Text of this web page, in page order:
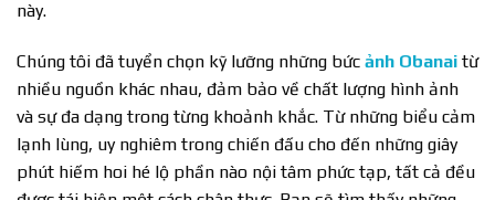
này.
Chúng tôi đã tuyển chọn kỹ lưỡng những bức ảnh Obanai từ
nhiều nguồn khác nhau, đảm bảo về chất lượng hình ảnh
và sự đa dạng trong từng khoảnh khắc. Từ những biểu cảm
lạnh lùng, uy nghiêm trong chiến đấu cho đến những giây
phút hiếm hoi hé lộ phần nào nội tâm phức tạp, tất cả đều